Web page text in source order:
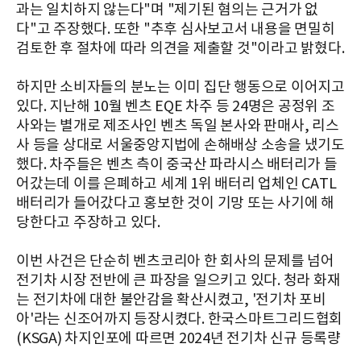
과는 일치하지 않는다"며 "제기된 혐의는 근거가 없
다"고 주장했다. 또한 "추후 심사보고서 내용을 면밀히
검토한 후 절차에 따라 의견을 제출할 것"이라고 밝혔다.
하지만 소비자들의 분노는 이미 집단 행동으로 이어지고
있다. 지난해 10월 벤츠 EQE 차주 등 24명은 공정위 조
사와는 별개로 제조사인 벤츠 독일 본사와 판매사, 리스
사 등을 상대로 서울중앙지법에 손해배상 소송을 냈기도
했다. 차주들은 벤츠 측이 중국산 파라시스 배터리가 들
어갔는데 이를 은폐하고 세계 1위 배터리 업체인 CATL
배터리가 들어갔다고 홍보한 것이 기망 또는 사기에 해
당한다고 주장하고 있다.
이번 사건은 단순히 벤츠코리아 한 회사의 문제를 넘어
전기차 시장 전반에 큰 파장을 일으키고 있다. 청라 화재
는 전기차에 대한 불안감을 확산시켰고, '전기차 포비
아'라는 신조어까지 등장시켰다. 한국스마트그리드협회
(KSGA) 차지인포에 따르면 2024년 전기차 신규 등록량